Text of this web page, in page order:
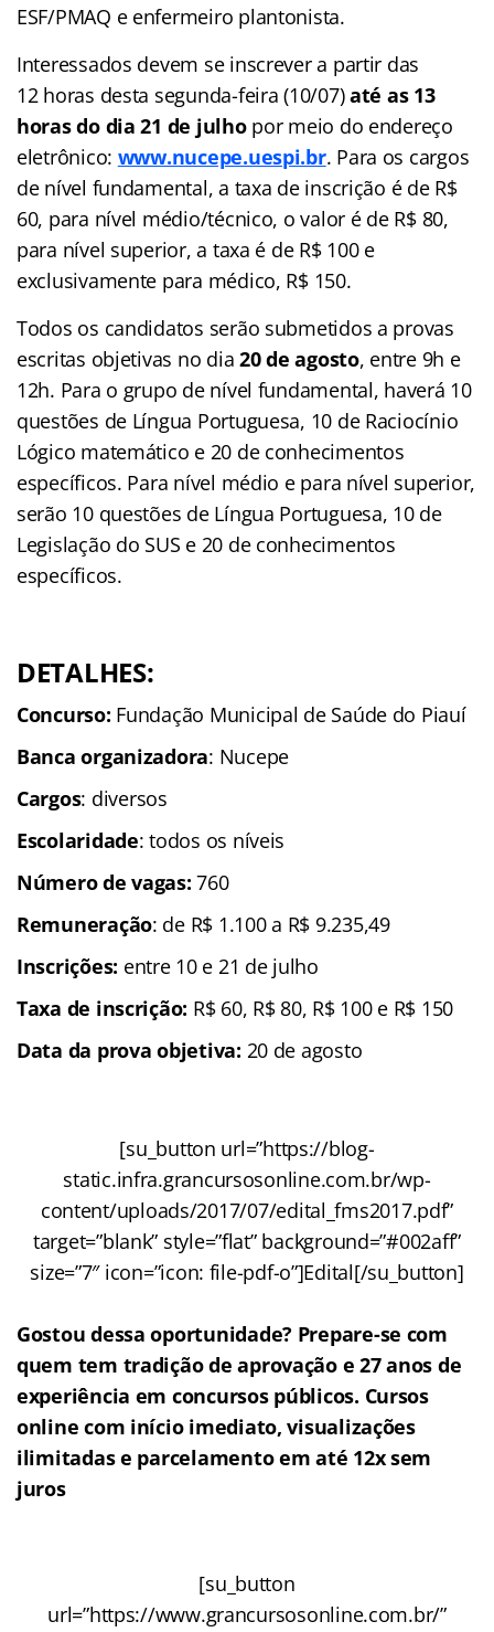
ESF/PMAQ e enfermeiro plantonista.
Interessados devem se inscrever a partir das
12 horas desta segunda-feira (10/07)até as 13
horas do dia 21 de julhopor meio do endereço
eletrônico: www.nucepe.uespi.br. Para os cargos
de nível fundamental, a taxa de inscrição é de R$
60, para nível médio/técnico, o valor é de R$ 80,
para nível superior, a taxa é de R$ 100 e
exclusivamente para médico, R$ 150.
Todos os candidatos serão submetidos a provas
escritas objetivas no dia 20 de agosto, entre 9h e
12h. Para o grupo de nível fundamental, haverá 10
questões de Língua Portuguesa, 10 de Raciocínio
Lógico matemático e 20 de conhecimentos
específicos. Para nível médio e para nível superior,
serão 10 questões de Língua Portuguesa, 10 de
Legislação do SUS e 20 de conhecimentos
específicos.
DETALHES:
Concurso: Fundação Municipal de Saúde do Piauí
Banca organizadora: Nucepe
Cargos: diversos
Escolaridade: todos os níveis
Número de vagas: 760
Remuneração: de R$ 1.100 a R$ 9.235,49
Inscrições: entre 10 e 21 de julho
Taxa de inscrição: R$ 60, R$ 80, R$ 100 e R$ 150
Data da prova objetiva: 20 de agosto
[su_button url=”https://blog-
static.infra.grancursosonline.com.br/wp-
content/uploads/2017/07/edital_fms2017.pdf”
target=”blank” style=”flat” background=”#002aff”
size=”7″ icon=”icon: file-pdf-o”]Edital[/su_button]
Gostou dessa oportunidade? Prepare-se com
quem tem tradição de aprovação e 27 anos de
experiência em concursos públicos. Cursos
online com início imediato, visualizações
ilimitadas e parcelamento em até 12x sem
juros
[su_button
url=”https://www.grancursosonline.com.br/”